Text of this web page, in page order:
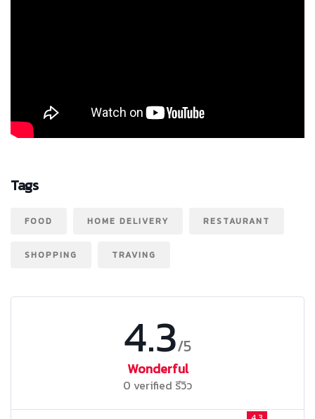
Tags
FOOD HOME DELIVERY RESTAURANT
SHOPPING TRAVING
4.3/5
Wonderful
0 verified รีวิว